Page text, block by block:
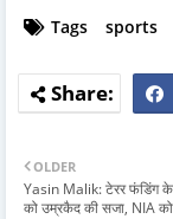
Tags sports
OLDER
Yasin Malik: टेरर फंडिंग
को उम्रकैद की सजा, NIA